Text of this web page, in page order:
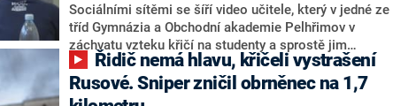
Sociálními sítěmi se šíří video učitele, který v jedné ze
tříd Gymnázia a Obchodní akademie Pelhřimov v
záchvatu vzteku křičí na studenty a sprostě jim
nadává. Zatímco podle mnohých jde o neomluvitelné
chování, najdou se i tací, kteří pro učitele mají
pochopení. Podle ředitele školy Aleše Petráka je video
Rusové. Sniper zničil obrněnec na 1,7